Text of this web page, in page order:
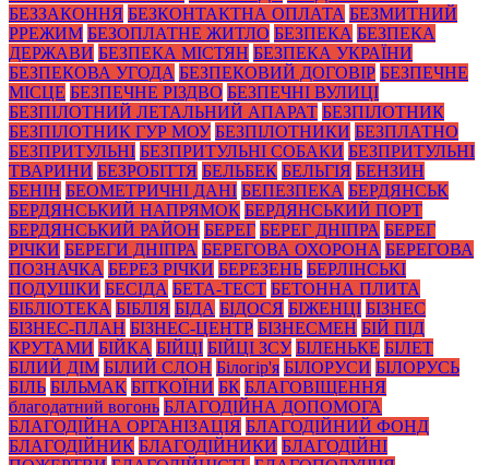
БЕЗЗАКОННЯ БЕЗКОНТАКТНА ОПЛАТА БЕЗМИТНИЙ
РРЕЖИМ БЕЗОПЛАТНЕ ЖИТЛО БЕЗПЕКА БЕЗПЕКА
ДЕРЖАВИ БЕЗПЕКА МІСТЯН БЕЗПЕКА УКРАЇНИ
БЕЗПЕКОВА УГОДА БЕЗПЕКОВИЙ ДОГОВІР БЕЗПЕЧНЕ
МІСЦЕ БЕЗПЕЧНЕ РІЗДВО БЕЗПЕЧНІ ВУЛИЦІ
БЕЗПІЛОТНИЙ ЛЕТАЛЬНИЙ АПАРАТ БЕЗПІЛОТНИК
БЕЗПІЛОТНИК ГУР МОУ БЕЗПІЛОТНИКИ БЕЗПЛАТНО
БЕЗПРИТУЛЬНІ БЕЗПРИТУЛЬНІ СОБАКИ БЕЗПРИТУЛЬНІ
ТВАРИНИ БЕЗРОБІТТЯ БЕЛЬБЕК БЕЛЬГІЯ БЕНЗИН
БЕНІН БЕОМЕТРИЧНІ ДАНІ БЕПЕЗПЕКА БЕРДЯНСЬК
БЕРДЯНСЬКИЙ НАПРЯМОК БЕРДЯНСЬКИЙ ПОРТ
БЕРДЯНСЬКИЙ РАЙОН БЕРЕГ БЕРЕГ ДНІПРА БЕРЕГ
РІЧКИ БЕРЕГИ ДНІПРА БЕРЕГОВА ОХОРОНА БЕРЕГОВА
ПОЗНАЧКА БЕРЕЗ РІЧКИ БЕРЕЗЕНЬ БЕРЛІНСЬКІ
ПОДУШКИ БЕСІДА БЕТА-ТЕСТ БЕТОННА ПЛИТА
БІБЛІОТЕКА БІБЛІЯ БІДА БІДОСЯ БІЖЕНЦІ БІЗНЕС
БІЗНЕС-ПЛАН БІЗНЕС-ЦЕНТР БІЗНЕСМЕН БІЙ ПІД
КРУТАМИ БІЙКА БІЙЦІ БІЙЦІ ЗСУ БІЛЕНЬКЕ БІЛЕТ
БІЛИЙ ДІМ БІЛИЙ СЛОН Білогір'я БІЛОРУСИ БІЛОРУСЬ
БІЛЬ БІЛЬМАК БІТКОЇНИ БК БЛАГОВІЩЕННЯ
благодатний вогонь БЛАГОДІЙНА ДОПОМОГА
БЛАГОДІЙНА ОРГАНІЗАЦІЯ БЛАГОДІЙНИЙ ФОНД
БЛАГОДІЙНИК БЛАГОДІЙНИКИ БЛАГОДІЙНІ